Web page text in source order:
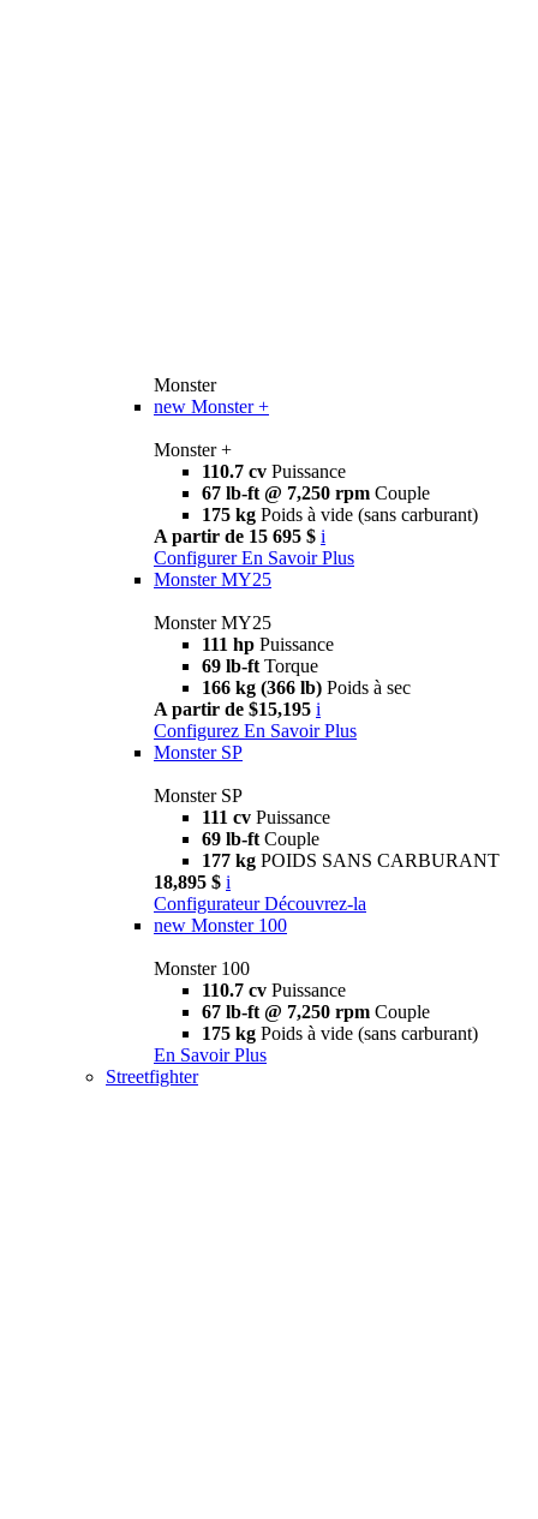
Monster
new Monster +
Monster +
110.7 cv Puissance
67 lb-ft @ 7,250 rpm Couple
175 kg Poids à vide (sans carburant)
A partir de 15 695 $ i
Configurer En Savoir Plus
Monster MY25
Monster MY25
111 hp Puissance
69 lb-ft Torque
166 kg (366 lb) Poids à sec
A partir de $15,195 i
Configurez En Savoir Plus
Monster SP
Monster SP
111 cv Puissance
69 lb-ft Couple
177 kg POIDS SANS CARBURANT
18,895 $ i
Configurateur Découvrez-la
new Monster 100
Monster 100
110.7 cv Puissance
67 lb-ft @ 7,250 rpm Couple
175 kg Poids à vide (sans carburant)
En Savoir Plus
Streetfighter